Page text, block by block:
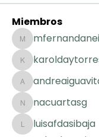
Miembros
mfernandaneira21
karoldaytorres
andreaiguavita
nacuartasg
nacuartasg
luisafdasibaja
luisafdasibaja